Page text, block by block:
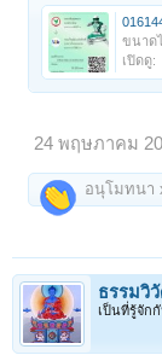
ขนาด
เปิดดู:
24 พฤษภาคม
อนุโมทนา
ธรรมวิ
เป็นที่รู้จัก